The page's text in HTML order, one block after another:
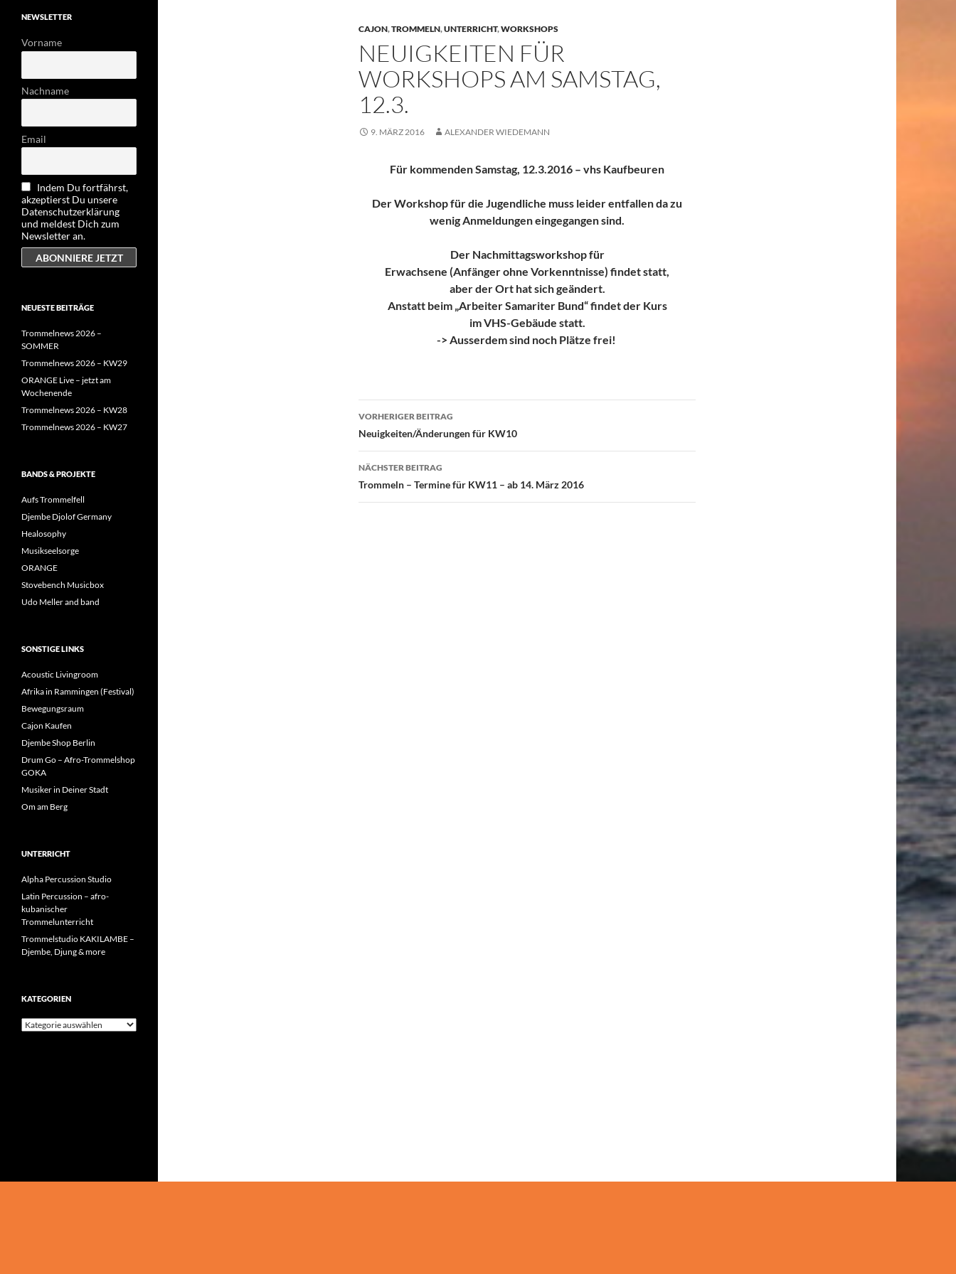
CAJON,TROMMELN,UNTERRICHT,WORKSHOPS
NEUIGKEITEN FÜR
WORKSHOPS AM SAMSTAG,
12.3.
9. MÄRZ 2016 ALEXANDER WIEDEMANN
Für kommenden Samstag, 12.3.2016 – vhs Kaufbeuren
Der Workshop für die Jugendliche muss leider entfallen da zu
wenig Anmeldungen eingegangen sind.
Der Nachmittagsworkshop für
Erwachsene (Anfänger ohne Vorkenntnisse) findet statt,
aber der Ort hat sich geändert.
Anstatt beim „Arbeiter Samariter Bund“ findet der Kurs
im VHS-Gebäude statt.
-> Ausserdem sind noch Plätze frei!
Beitragsnavigation
VORHERIGER BEITRAG
Neuigkeiten/Änderungen für KW10
NÄCHSTER BEITRAG
Trommeln – Termine für KW11 – ab 14. März 2016
NEWSLETTER
Vorname
Nachname
Email
Indem Du fortfährst,
akzeptierst Du unsere
Datenschutzerklärung
und meldest Dich zum
Newsletter an.
NEUESTE BEITRÄGE
Trommelnews 2026 –
SOMMER
Trommelnews 2026 – KW29
ORANGE Live – jetzt am
Wochenende
Trommelnews 2026 – KW28
Trommelnews 2026 – KW27
BANDS & PROJEKTE
Aufs Trommelfell
Djembe Djolof Germany
Healosophy
Musikseelsorge
ORANGE
Stovebench Musicbox
Udo Meller and band
SONSTIGE LINKS
Acoustic Livingroom
Afrika in Rammingen (Festival)
Bewegungsraum
Cajon Kaufen
Djembe Shop Berlin
Drum Go – Afro-Trommelshop
GOKA
Musiker in Deiner Stadt
Om am Berg
UNTERRICHT
Alpha Percussion Studio
Latin Percussion – afro-
kubanischer
Trommelunterricht
Trommelstudio KAKILAMBE –
Djembe, Djung & more
KATEGORIEN
Kategorien